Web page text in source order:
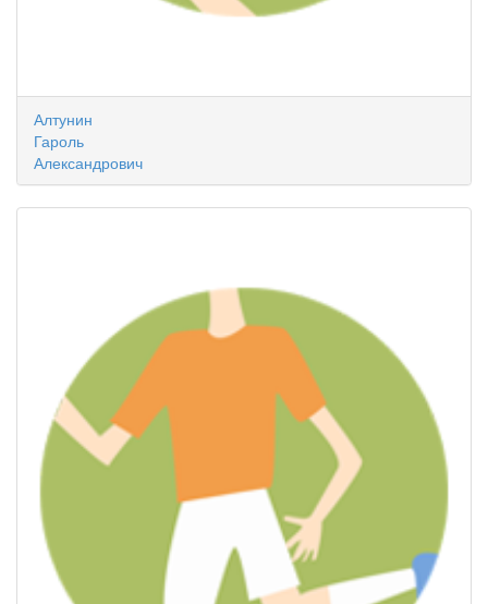
Алтунин
Гароль
Александрович